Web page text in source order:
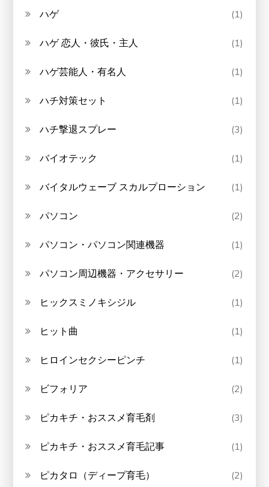
ハゲ (1)
ハゲ 恋人・彼氏・主人 (1)
ハゲ芸能人・有名人 (1)
ハチ対策セット (1)
ハチ撃退スプレー (3)
バイオテック (1)
バイタルウェーブ スカルプローション (1)
パソコン (2)
パソコン・パソコン関連機器 (1)
パソコン周辺機器・アクセサリー (2)
ヒックスミノキシジル (1)
ヒット曲 (1)
ヒロインセクシーピンチ (1)
ビフォリア (2)
ピカキチ・おススメ育毛剤 (3)
ピカキチ・おススメ育毛記事 (1)
ピカタロ（ディープ育毛） (2)